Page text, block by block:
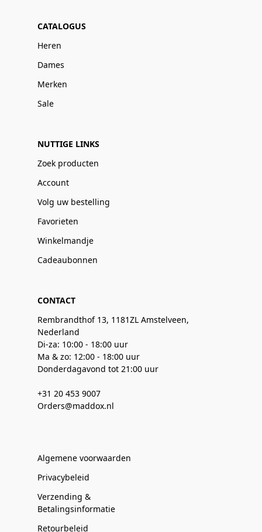
CATALOGUS
Heren
Dames
Merken
Sale
NUTTIGE LINKS
Zoek producten
Account
Volg uw bestelling
Favorieten
Winkelmandje
Cadeaubonnen
CONTACT
Rembrandthof 13, 1181ZL Amstelveen,
Nederland
Di-za: 10:00 - 18:00 uur
Ma & zo: 12:00 - 18:00 uur
Donderdagavond tot 21:00 uur
+31 20 453 9007
Orders@maddox.nl
Algemene voorwaarden
Privacybeleid
Verzending &
Betalingsinformatie
Retourbeleid